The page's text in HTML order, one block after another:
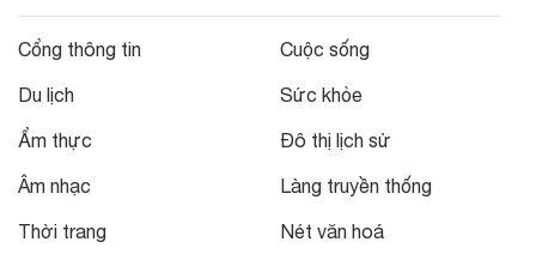
Cổng thông tin
Du lịch
Ẩm thực
Âm nhạc
Thời trang
Cuộc sống
Sức khỏe
Đô thị lịch sử
Làng truyền thống
Nét văn hoá